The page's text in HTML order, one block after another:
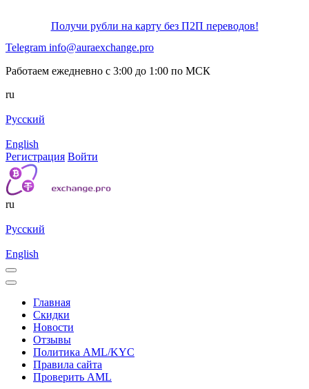
Получи рубли на карту без П2П переводов!
Telegram info@auraexchange.pro
Работаем ежедневно с 3:00 до 1:00 по МСК
ru
Русский
English
Регистрация Войти
ru
Русский
English
Главная
Скидки
Новости
Отзывы
Политика AML/KYC
Правила сайта
Проверить AML